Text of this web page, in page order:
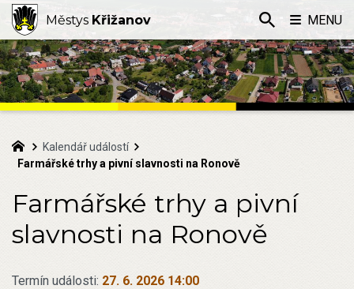
Kalendář událostí
Farmářské trhy a pivní slavnosti na Ronově
Farmářské trhy a pivní
slavnosti na Ronově
Termín události: 27. 6. 2026 14:00
Městys Křižanov MENU